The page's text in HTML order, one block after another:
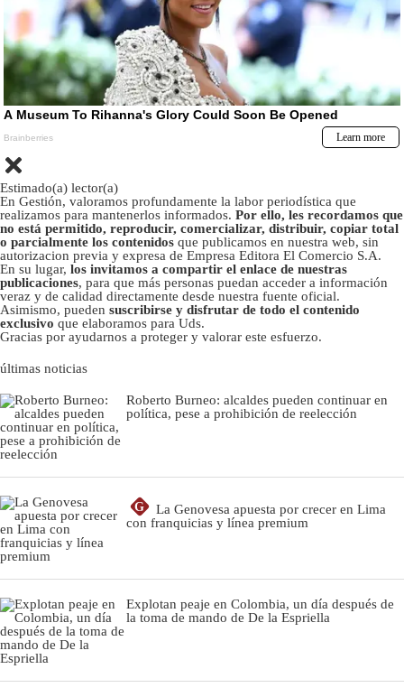
Estimado(a) lector(a)
En Gestión, valoramos profundamente la labor periodística que
realizamos para mantenerlos informados. Por ello, les recordamos que
no está permitido, reproducir, comercializar, distribuir, copiar total
o parcialmente los contenidos que publicamos en nuestra web, sin
autorizacion previa y expresa de Empresa Editora El Comercio S.A.
En su lugar, los invitamos a compartir el enlace de nuestras
publicaciones, para que más personas puedan acceder a información
veraz y de calidad directamente desde nuestra fuente oficial.
Asimismo, pueden suscribirse y disfrutar de todo el contenido
exclusivo que elaboramos para Uds.
Gracias por ayudarnos a proteger y valorar este esfuerzo.
últimas noticias
Roberto Burneo: alcaldes pueden continuar en
política, pese a prohibición de reelección
G
La Genovesa apuesta por crecer en Lima
con franquicias y línea premium
Explotan peaje en Colombia, un día después de
la toma de mando de De la Espriella